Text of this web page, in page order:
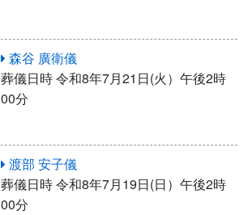
森谷 廣衛儀
葬儀日時 令和8年7月21日(火）午後2時
00分
渡部 安子儀
葬儀日時 令和8年7月19日(日）午後2時
00分